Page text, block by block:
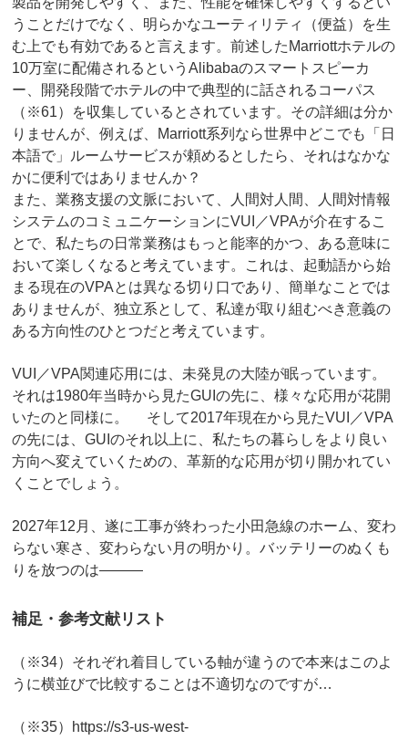
うことだけでなく、明らかなユーティリティ（便益）を生
む上でも有効であると言えます。前述したMarriottホテルの
10万室に配備されるというAlibabaのスマートスピーカ
ー、開発段階でホテルの中で典型的に話されるコーパス
（※61）を収集しているとされています。その詳細は分か
りませんが、例えば、Marriott系列なら世界中どこでも「日
本語で」ルームサービスが頼めるとしたら、それはなかな
かに便利ではありませんか？
また、業務支援の文脈において、人間対人間、人間対情報
システムのコミュニケーションにVUI／VPAが介在するこ
とで、私たちの日常業務はもっと能率的かつ、ある意味に
おいて楽しくなると考えています。これは、起動語から始
まる現在のVPAとは異なる切り口であり、簡単なことでは
ありませんが、独立系として、私達が取り組むべき意義の
ある方向性のひとつだと考えています。
VUI／VPA関連応用には、未発見の大陸が眠っています。
それは1980年当時から見たGUIの先に、様々な応用が花開
いたのと同様に。 そして2017年現在から見たVUI／VPA
の先には、GUIのそれ以上に、私たちの暮らしをより良い
方向へ変えていくための、革新的な応用が切り開かれてい
くことでしょう。
2027年12月、遂に工事が終わった小田急線のホーム、変わ
らない寒さ、変わらない月の明かり。バッテリーのぬくも
りを放つのは―――
補足・参考文献リスト
（※34）それぞれ着目している軸が違うので本来はこのよ
うに横並びで比較することは不適切なのですが…
（※35）https://s3-us-west-